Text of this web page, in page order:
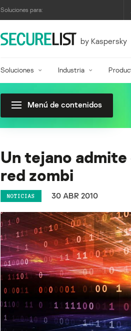
Soluciones para:
by Kaspersky
Soluciones Industria
Menú de contenidos
Un tejano
red zombi
NOTICIAS 30 ABR 2010